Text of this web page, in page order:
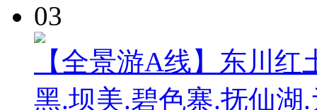
03
【全景游A线】东川
黑.坝美.碧色寨.抚仙湖